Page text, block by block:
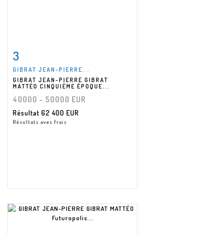
3
GIBRAT JEAN-PIERRE...
GIBRAT JEAN-PIERRE GIBRAT
MATTÉO CINQUIÈME ÉPOQUE...
40000 - 50000 EUR
Résultat 62 400 EUR
Résultats avec frais